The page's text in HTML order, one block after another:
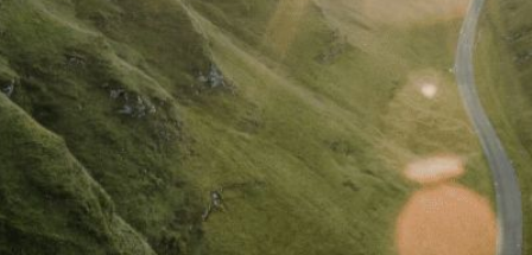
użytkownika z SAP
Business AI
& AI Launchpad